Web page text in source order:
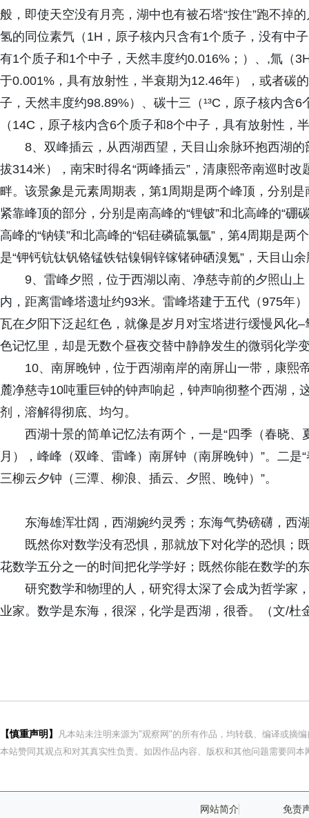
般，即使天空没有月亮，湖中也有被石塔“按住”跑不掉
氢的同位素氕（1H，原子核内只含有1个质子，没有中
有1个质子和1个中子，天然丰度约0.016%；）、,氚（
于0.001%，具有放射性，半衰期为12.46年），或者碳
子，天然丰度约98.89%）、碳十三（¹³C，原子核内含
（14C，原子核内含6个质子和8个中子，具有放射性，
8、双峰插云，从西湖西望，天目山余脉环抱西湖
拔314米），南宋时得名“两峰插云”，清康熙帝南巡时
畔。该景象是元素周期表，第1周期是两个峰顶，分别是
紧靠峰顶的部分，分别是南高峰的“锂铍”和北高峰的“
高峰的“钠镁”和北高峰的“铝硅磷硫氯氩”，第4周期是
是“钾钙钪钛钒铬锰铁钴镍铜锌镓锗砷硒溴氪”，天目山
9、雷峰夕照，位于西湖以南、净慈寺前的夕照山
内，距离雷峰塔遗址约93米。雷峰塔建于五代（975年
瓦在夕阳下泛起红色，就像是岁月对宝塔进行缓慢风化
色记忆里，却是无数个昼夜交替中静静发生的微弱化学
10、南屏晚钟，位于西湖南岸的南屏山一带，康熙
麓净慈寺10吨重巨钟的钟声响起，钟声响彻整个西湖，
剂，溶解得彻底、均匀。
西湖十景的简单记忆法有两个，一是“四季（春晓
月），峰峰（双峰、雷峰）南屏钟（南屏晚钟）”。二
三柳云夕钟（三潭、柳浪、插云、夕照、晚钟）”。
东海雄浑壮阔，西湖婉约灵秀；东海气势磅礴，西
既然你对数学没有恐惧，那就放下对化学的恐惧；
花数学五分之一的时间把化学学好；既然你能在数学的
研究数学和物理的人，研究得太深了会成为哲学家
业家。数学是东海，很深，化学是西湖，很香。（文/杜
【慎重声明】
凡本站未注明来源为"观察网"的所有作品，均转载、编译或摘
本站赞同其观点和对其真实性负责。如因作品内容、版权和其他问题需要同本
网站简介 免责